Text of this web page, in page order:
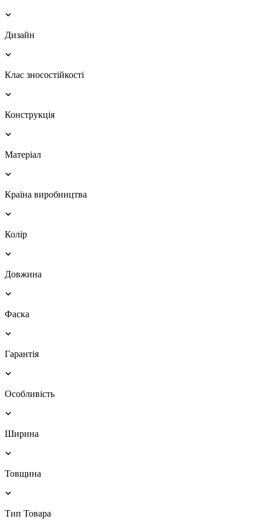
Дизайн
Клас зносостійкості
Конструкція
Матеріал
Країна виробництва
Колір
Довжина
Фаска
Гарантія
Особливість
Ширина
Товщина
Тип Товара